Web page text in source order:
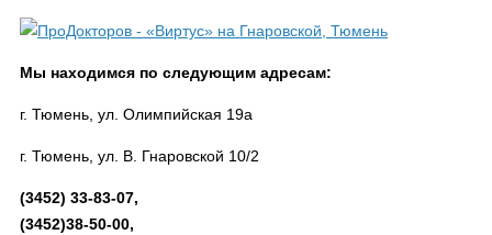
Мы находимся по следующим адресам:
г. Тюмень, ул. Олимпийская 19а
г. Тюмень, ул. В. Гнаровской 10/2
(3452) 33-83-07,
(3452)38-50-00,